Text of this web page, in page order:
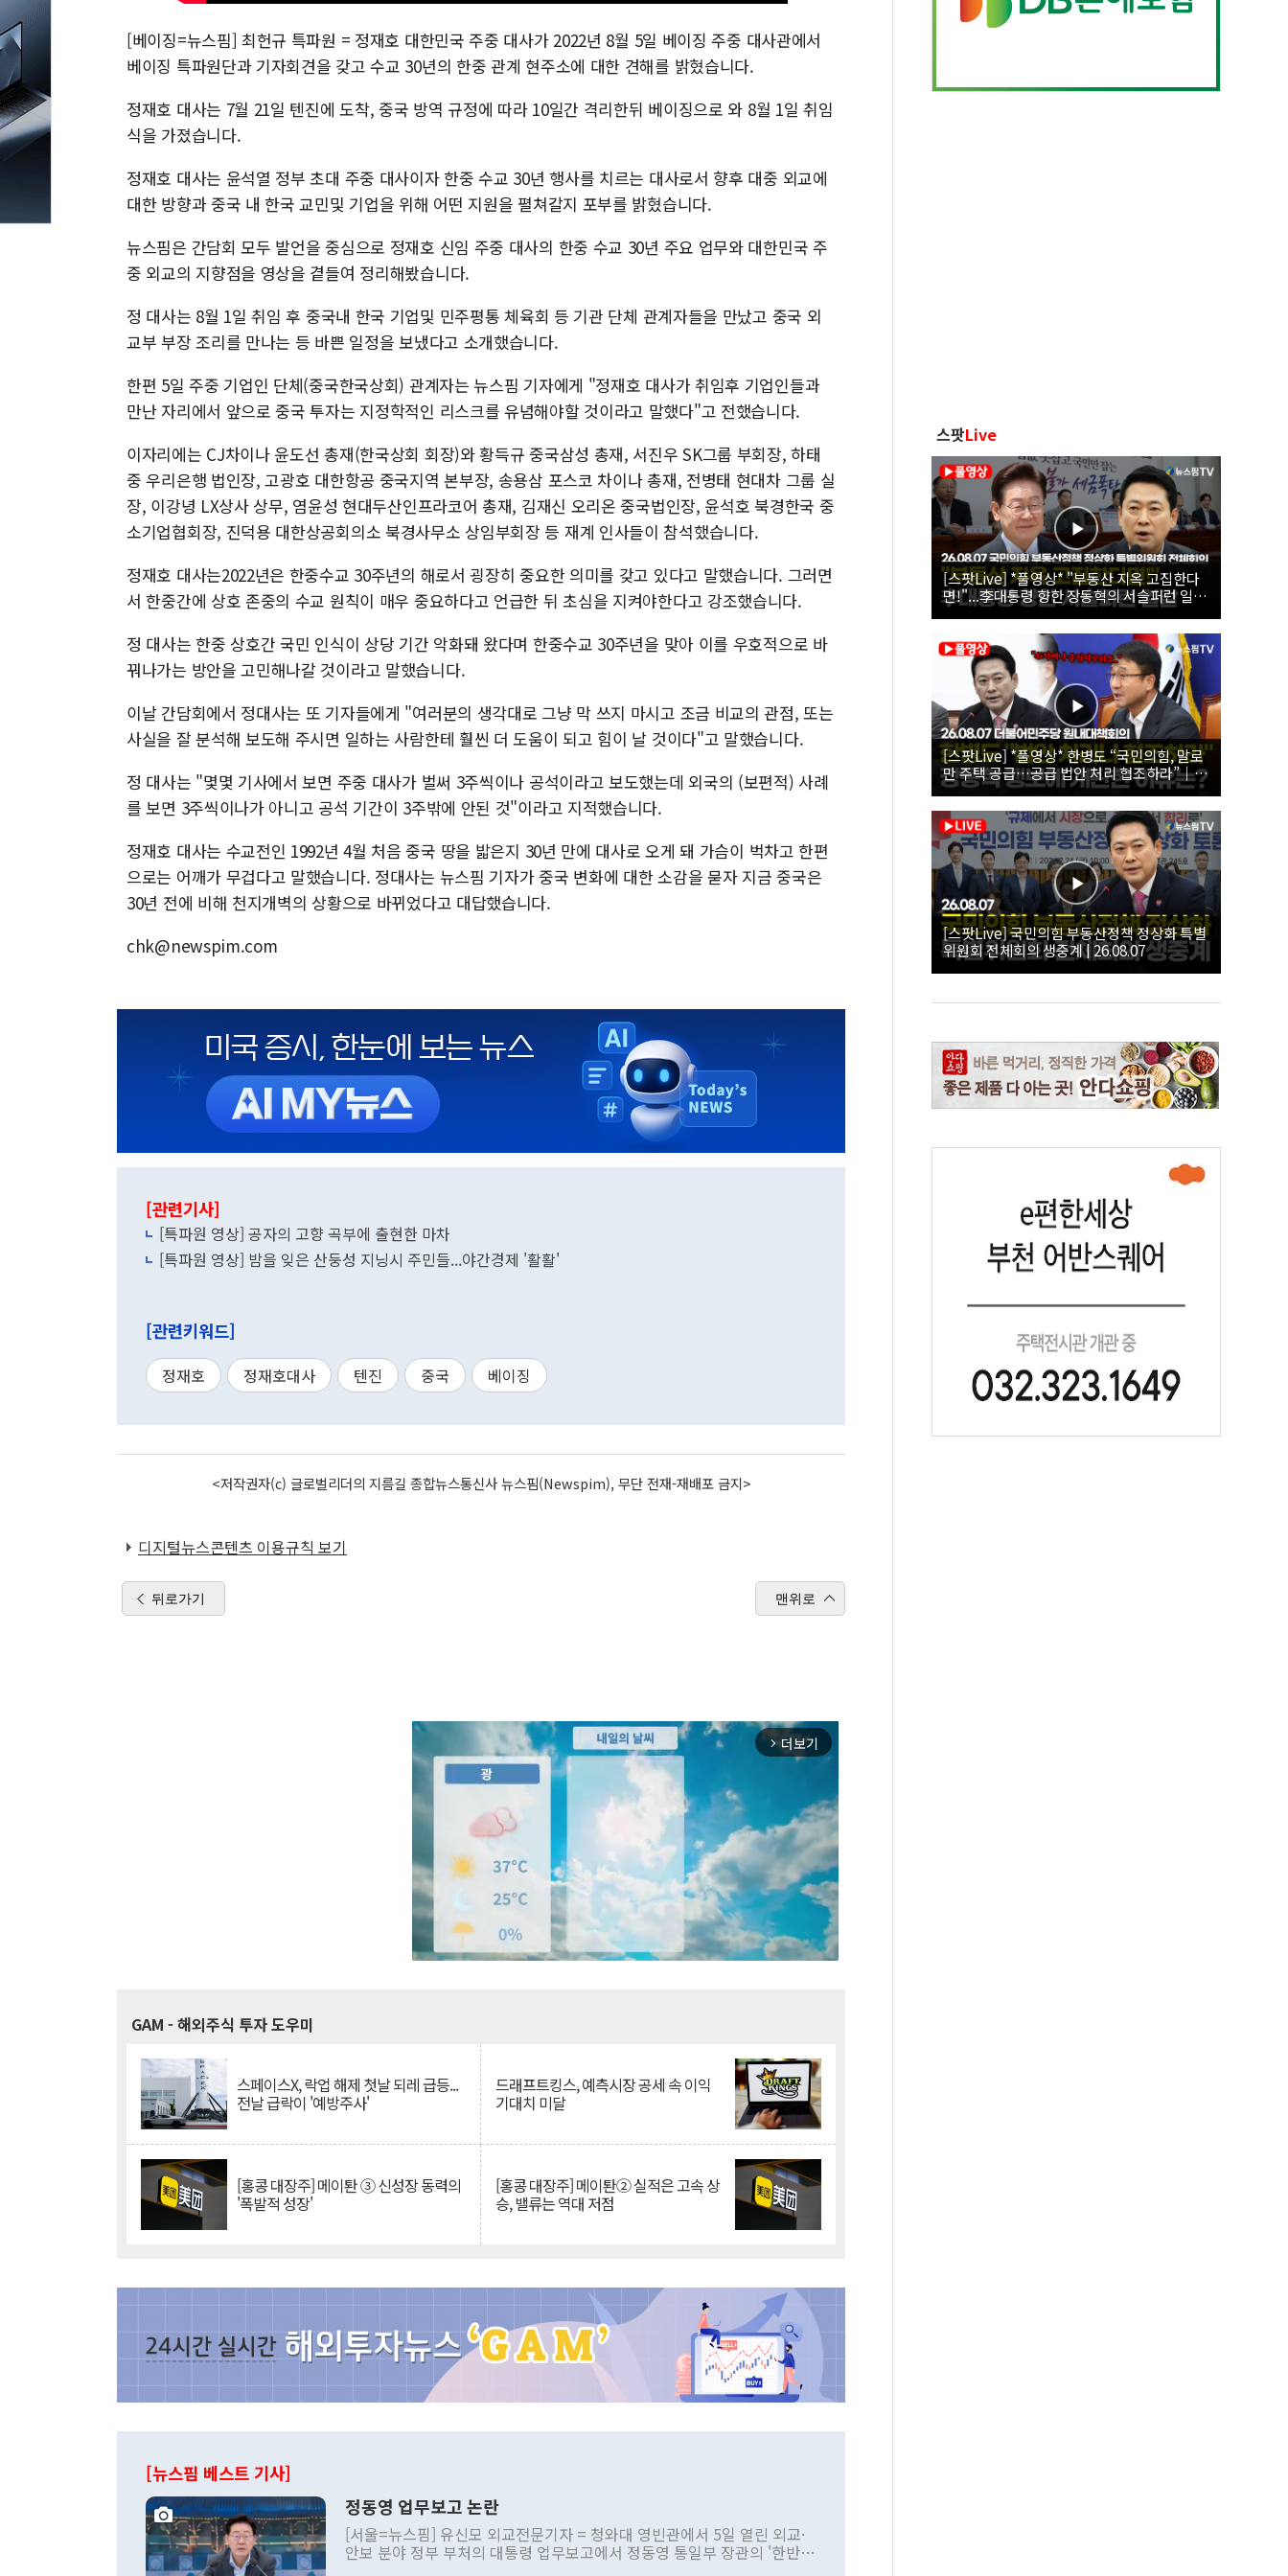
[베이징=뉴스핌] 최헌규 특파원 = 정재호 대한민국 주중 대사가 2022년 8월 5일 베이징 주중 대사관에서
베이징 특파원단과 기자회견을 갖고 수교 30년의 한중 관계 현주소에 대한 견해를 밝혔습니다.
정재호 대사는 7월 21일 텐진에 도착, 중국 방역 규정에 따라 10일간 격리한뒤 베이징으로 와 8월 1일 취임
식을 가졌습니다.
정재호 대사는 윤석열 정부 초대 주중 대사이자 한중 수교 30년 행사를 치르는 대사로서 향후 대중 외교에
대한 방향과 중국 내 한국 교민및 기업을 위해 어떤 지원을 펼쳐갈지 포부를 밝혔습니다.
뉴스핌은 간담회 모두 발언을 중심으로 정재호 신임 주중 대사의 한중 수교 30년 주요 업무와 대한민국 주
중 외교의 지향점을 영상을 곁들여 정리해봤습니다.
정 대사는 8월 1일 취임 후 중국내 한국 기업및 민주평통 체육회 등 기관 단체 관계자들을 만났고 중국 외
교부 부장 조리를 만나는 등 바쁜 일정을 보냈다고 소개했습니다.
한편 5일 주중 기업인 단체(중국한국상회) 관계자는 뉴스핌 기자에게 "정재호 대사가 취임후 기업인들과
만난 자리에서 앞으로 중국 투자는 지정학적인 리스크를 유념해야할 것이라고 말했다"고 전했습니다.
이자리에는 CJ차이나 윤도선 총재(한국상회 회장)와 황득규 중국삼성 총재, 서진우 SK그룹 부회장, 하태
중 우리은행 법인장, 고광호 대한항공 중국지역 본부장, 송용삼 포스코 차이나 총재, 전병태 현대차 그룹 실
장, 이강녕 LX상사 상무, 염윤성 현대두산인프라코어 총재, 김재신 오리온 중국법인장, 윤석호 북경한국 중
소기업협회장, 진덕용 대한상공회의소 북경사무소 상임부회장 등 재계 인사들이 참석했습니다.
정재호 대사는2022년은 한중수교 30주년의 해로서 굉장히 중요한 의미를 갖고 있다고 말했습니다. 그러면
서 한중간에 상호 존중의 수교 원칙이 매우 중요하다고 언급한 뒤 초심을 지켜야한다고 강조했습니다.
정 대사는 한중 상호간 국민 인식이 상당 기간 악화돼 왔다며 한중수교 30주년을 맞아 이를 우호적으로 바
꿔나가는 방안을 고민해나갈 것이라고 말했습니다.
이날 간담회에서 정대사는 또 기자들에게 "여러분의 생각대로 그냥 막 쓰지 마시고 조금 비교의 관점, 또는
사실을 잘 분석해 보도해 주시면 일하는 사람한테 훨씬 더 도움이 되고 힘이 날 것이다"고 말했습니다.
정 대사는 "몇몇 기사에서 보면 주중 대사가 벌써 3주씩이나 공석이라고 보도했는데 외국의 (보편적) 사례
를 보면 3주씩이나가 아니고 공석 기간이 3주밖에 안된 것"이라고 지적했습니다.
정재호 대사는 수교전인 1992년 4월 처음 중국 땅을 밟은지 30년 만에 대사로 오게 돼 가슴이 벅차고 한편
으로는 어깨가 무겁다고 말했습니다. 정대사는 뉴스핌 기자가 중국 변화에 대한 소감을 묻자 지금 중국은
30년 전에 비해 천지개벽의 상황으로 바뀌었다고 대답했습니다.
chk@newspim.com
[관련기사]
[특파원 영상] 공자의 고향 곡부에 출현한 마차
[특파원 영상] 밤을 잊은 산둥성 지닝시 주민들...야간경제 '활활'
[관련키워드]
정재호 정재호대사 텐진 중국 베이징
<저작권자(c) 글로벌리더의 지름길 종합뉴스통신사 뉴스핌(Newspim), 무단 전재-재배포 금지>
디지털뉴스콘텐츠 이용규칙 보기
뒤로가기 맨위로
arrow_forward_ios 더보기
GAM - 해외주식 투자 도우미
스페이스X, 락업 해제 첫날 되레 급등...
전날 급락이 '예방주사'
드래프트킹스, 예측시장 공세 속 이익
기대치 미달
[홍콩 대장주] 메이퇀 ③ 신성장 동력의
'폭발적 성장'
[홍콩 대장주] 메이퇀② 실적은 고속 상
승, 밸류는 역대 저점
[뉴스핌 베스트 기사]
정동영 업무보고 논란
[서울=뉴스핌] 유신모 외교전문기자 = 청와대 영빈관에서 5일 열린 외교·
안보 분야 정부 부처의 대통령 업무보고에서 정동영 통일부 장관의 '한반도
스팟Live
[스팟Live] *풀영상* "부동산 지옥 고집한다
면!"...李대통령 향한 장동혁의 서슬퍼런 일갈
| 26.08.07 국민의힘 부동산정책 정상화 특별
위원회 전체회의
[스팟Live] *풀영상* 한병도 “국민의힘, 말로
만 주택 공급…공급 법안 처리 협조하라”｜
26.08.07 더불어민주당 원내대책회의
[스팟Live] 국민의힘 부동산정책 정상화 특별
위원회 전체회의 생중계 | 26.08.07